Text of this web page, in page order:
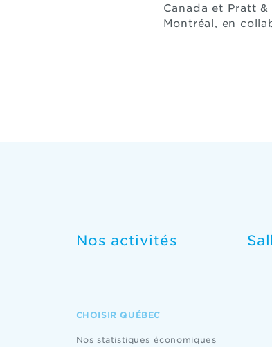
Canada et Pratt
Montréal, en
Nos activités
CHOISIR QUÉBEC
Nos statistiques économiques